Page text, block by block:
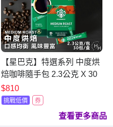
【星巴克】特選系列 中度烘
焙咖啡隨手包 2.3公克 X 30
包/盒購
$810
挑戰低價 券
查看更多商品